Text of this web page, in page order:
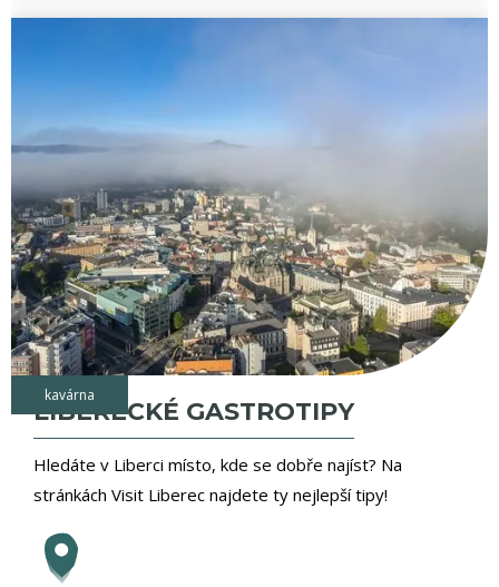
kavárna
LIBERECKÉ GASTROTIPY
Hledáte v Liberci místo, kde se dobře najíst? Na
stránkách Visit Liberec najdete ty nejlepší tipy!